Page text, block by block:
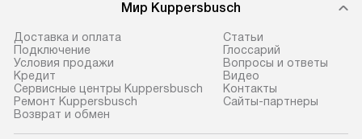
Мир Kuppersbusch
Доставка и оплата
Подключение
Условия продажи
Кредит
Сервисные центры Kuppersbusch
Ремонт Kuppersbusch
Возврат и обмен
Cтатьи
Глоссарий
Вопросы и ответы
Видео
Контакты
Сайты-партнеры